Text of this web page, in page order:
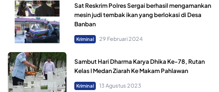
Sat Reskrim Polres Sergai berhasil mengamankan
mesin judi tembak ikan yang berlokasi di Desa
Banban
Kriminal 29 Februari 2024
Sambut Hari Dharma Karya Dhika Ke-78, Rutan
Kelas I Medan Ziarah Ke Makam Pahlawan
Kriminal 13 Agustus 2023